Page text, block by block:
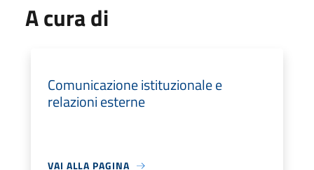
A cura di
Comunicazione istituzionale e
relazioni esterne
VAI ALLA PAGINA